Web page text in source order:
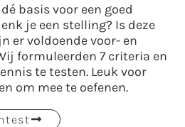
basis voor een goed
je een stelling? Is deze
er voldoende voor- en
formuleerden 7 criteria en
te testen. Leuk voor
om mee te oefenen.